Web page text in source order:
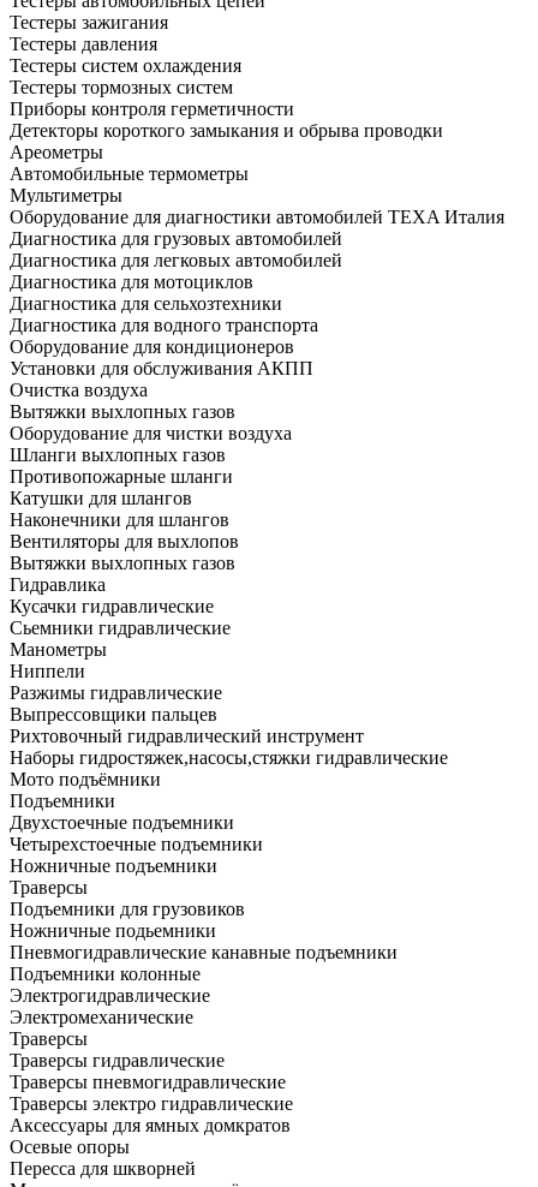
Тестеры зажигания
Тестеры давления
Тестеры систем охлаждения
Тестеры тормозных систем
Приборы контроля герметичности
Детекторы короткого замыкания и обрыва проводки
Ареометры
Автомобильные термометры
Мультиметры
Оборудование для диагностики автомобилей TEXA Италия
Диагностика для грузовых автомобилей
Диагностика для легковых автомобилей
Диагностика для мотоциклов
Диагностика для сельхозтехники
Диагностика для водного транспорта
Оборудование для кондиционеров
Установки для обслуживания АКПП
Очистка воздуха
Вытяжки выхлопных газов
Оборудование для чистки воздуха
Шланги выхлопных газов
Противопожарные шланги
Катушки для шлангов
Наконечники для шлангов
Вентиляторы для выхлопов
Вытяжки выхлопных газов
Гидравлика
Кусачки гидравлические
Сьемники гидравлические
Манометры
Ниппели
Разжимы гидравлические
Выпрессовщики пальцев
Рихтовочный гидравлический инструмент
Наборы гидростяжек,насосы,стяжки гидравлические
Мото подъёмники
Подъемники
Двухстоечные подъемники
Четырехстоечные подъемники
Ножничные подъемники
Траверсы
Подъемники для грузовиков
Ножничные подьемники
Пневмогидравлические канавные подъемники
Подъемники колонные
Электрогидравлические
Электромеханические
Траверсы
Траверсы гидравлические
Траверсы пневмогидравлические
Траверсы электро гидравлические
Аксессуары для ямных домкратов
Осевые опоры
Пересса для шкворней